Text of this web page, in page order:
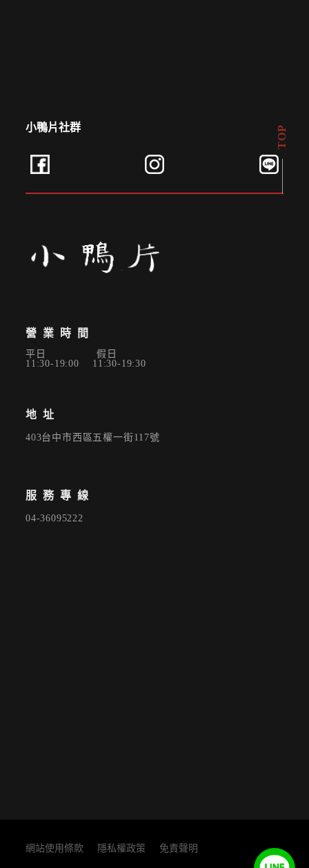
TOP
小鴨片社群
營業時間
平日 假日
11:30-19:00 11:30-19:30
地址
403台中市西區五權一街117號
服務專線
04-36095222
TOP
網站使用條款 隱私權政策 免責聲明